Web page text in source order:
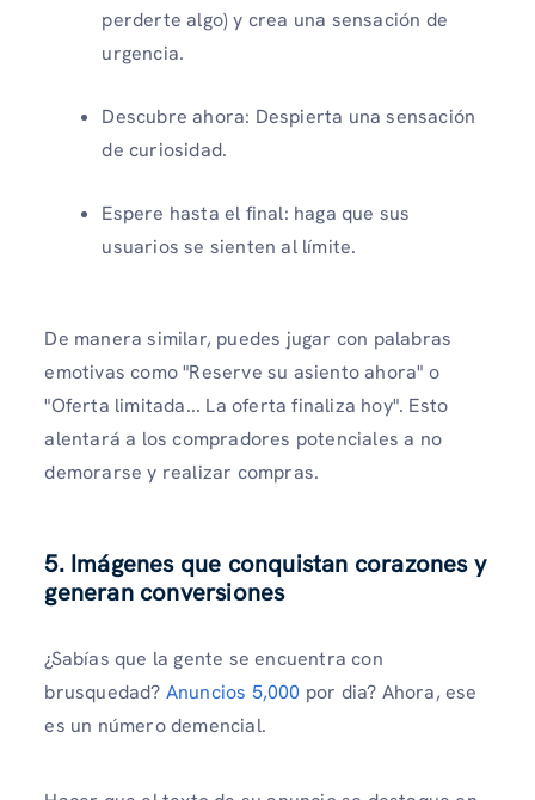
perderte algo) y crea una sensación de
urgencia.
Descubre ahora: Despierta una sensación
de curiosidad.
Espere hasta el final: haga que sus
usuarios se sienten al límite.
De manera similar, puedes jugar con palabras
emotivas como "Reserve su asiento ahora" o
"Oferta limitada... La oferta finaliza hoy". Esto
alentará a los compradores potenciales a no
demorarse y realizar compras.
5. Imágenes que conquistan corazones y
generan conversiones
¿Sabías que la gente se encuentra con
brusquedad? Anuncios 5,000 por dia? Ahora, ese
es un número demencial.